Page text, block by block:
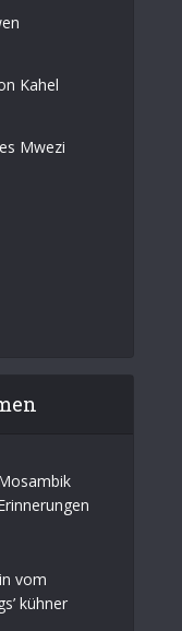
Kahel
Mwezi
vom
kühner